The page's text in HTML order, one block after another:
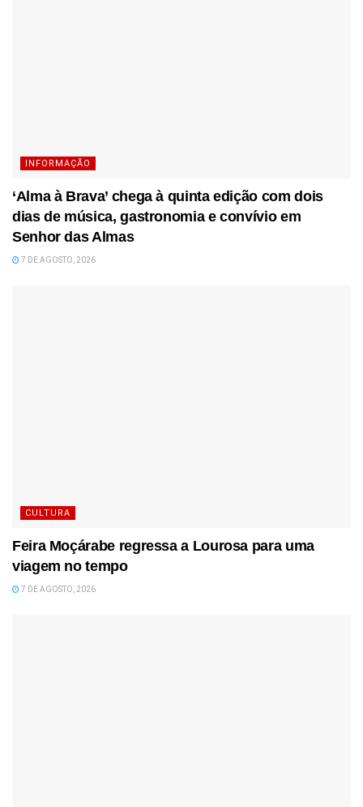
INFORMAÇÃO
‘Alma à Brava’ chega à quinta edição com dois
dias de música, gastronomia e convívio em
Senhor das Almas
7 DE AGOSTO, 2026
CULTURA
Feira Moçárabe regressa a Lourosa para uma
viagem no tempo
7 DE AGOSTO, 2026